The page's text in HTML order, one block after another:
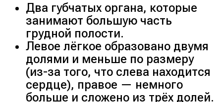
Два губчатых органа, которые
занимают большую часть
грудной полости.
Левое лёгкое образовано двумя
долями и меньше по размеру
(из-за того, что слева находится
сердце), правое — немного
больше и сложено из трёх долей.